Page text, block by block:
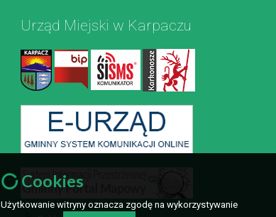
Urząd Miejski w Karpaczu
Cookies
Użytkowanie witryny oznacza zgodę na wykorzystywanie